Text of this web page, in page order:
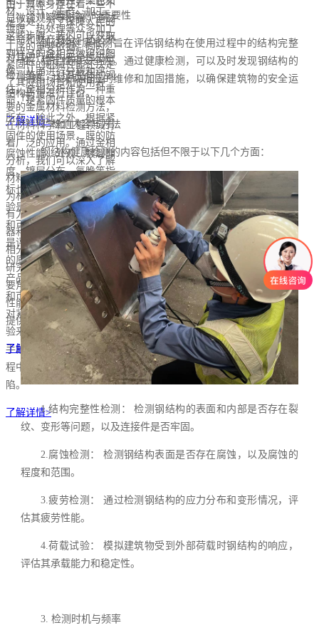
由于其本身存在着一些不
足之处，为了保障人民的
生命和财产安全，还必须
对其进行结构安全性进行
检测鉴定，对其整体的钢
结构质量进行评价。
了解详情>
材、设计、生产、加工、
镀膜、热处理等众多加工
工序的重要依据。同时，
紧固件的机械性能还决定
了其应用场景和使用寿
命，是紧固件质量的根本
所在。除此之外，根据紧
固件的使用场景，膜的防
腐蚀性能、外观、镀层厚
度、镀层分布、氢脆等指
标也值得关注。紧固件试
验是验证紧固件产品质量
和可靠性的重要手段，也
是评价紧固件质量最重要
的原始数据之一。为保证
产品性能，提高产品质量
和市场竞争力，需要通过
对紧固件产品进行性能试
验来验证产品设计、加工
手段、以及产品在使用过
程中是否存在问题与缺
陷。
了解详情>
显微镜观察等步骤。通过
这些步骤，我们可以获取
到样品的金相显微组织图
像，从而进行分析和评
估。金相分析作为一种重
要的金属材料检测方法，
在材料科学和工程领域有
着广泛的应用。通过金相
分析，我们可以深入了解
材料的内部结构和性能，
为材料的设计和应用提供
有力的支持。随着现代仪
器和技术的不断发展，金
相分析将继续在材料科学
研究和工业生产中扮演重
要角色，并为金属材料的
性能改进和产品质量控制
提供更多可能性。
了解详情>
1. 健康检测的重要性
钢结构健康检测旨在评估钢结构在使用过程中的结构完整
性、稳定性和安全性。通过健康检测，可以及时发现钢结构的
问题，并采取相应的维修和加固措施，以确保建筑物的安全运
行。
2. 检测内容与方法
钢结构健康检测的内容包括但不限于以下几个方面：
1.结构完整性检测： 检测钢结构的表面和内部是否存在裂
纹、变形等问题，以及连接件是否牢固。
2.腐蚀检测： 检测钢结构表面是否存在腐蚀，以及腐蚀的
程度和范围。
3.疲劳检测： 通过检测钢结构的应力分布和变形情况，评
估其疲劳性能。
4.荷载试验： 模拟建筑物受到外部荷载时钢结构的响应，
评估其承载能力和稳定性。
3. 检测时机与频率